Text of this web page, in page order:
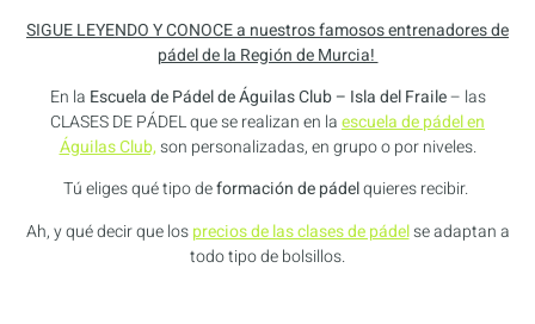
SIGUE LEYENDO Y CONOCE a nuestros famosos entrenadores de
pádel de la Región de Murcia!
En la Escuela de Pádel de Águilas Club – Isla del Fraile– las
CLASES DE PÁDEL que se realizan en laescuela de pádel en
Águilas Club,son personalizadas, en grupo o por niveles.
Tú eliges qué tipo deformación de pádelquieres recibir.
Ah, y qué decir que losprecios de las clases de pádelse adaptan a
todo tipo de bolsillos.